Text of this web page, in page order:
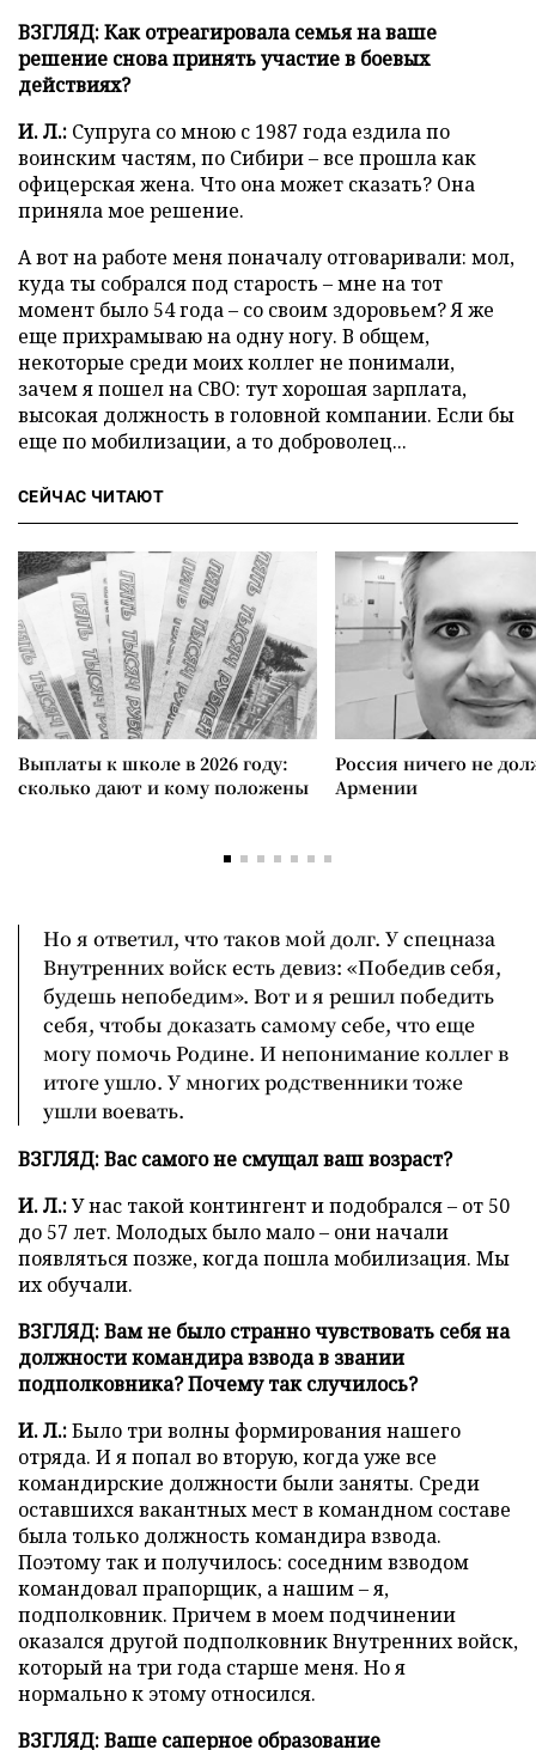
ВЗГЛЯД: Как отреагировала семья на ваше
решение снова принять участие в боевых
действиях?
И. Л.: Супруга со мною с 1987 года ездила по
воинским частям, по Сибири – все прошла как
офицерская жена. Что она может сказать? Она
приняла мое решение.
А вот на работе меня поначалу отговаривали: мол,
куда ты собрался под старость – мне на тот
момент было 54 года – со своим здоровьем? Я же
еще прихрамываю на одну ногу. В общем,
некоторые среди моих коллег не понимали,
зачем я пошел на СВО: тут хорошая зарплата,
высокая должность в головной компании. Если бы
еще по мобилизации, а то доброволец...
СЕЙЧАС ЧИТАЮТ
Выплаты к школе в 2026 году:
сколько дают и кому положены
Россия ничего не
Армении
Но я ответил, что таков мой долг. У спецназа
Внутренних войск есть девиз: «Победив себя,
будешь непобедим». Вот и я решил победить
себя, чтобы доказать самому себе, что еще
могу помочь Родине. И непонимание коллег в
итоге ушло. У многих родственники тоже
ушли воевать.
ВЗГЛЯД: Вас самого не смущал ваш возраст?
И. Л.:У нас такой контингент и подобрался – от 50
до 57 лет. Молодых было мало – они начали
появляться позже, когда пошла мобилизация. Мы
их обучали.
ВЗГЛЯД: Вам не было странно чувствовать себя на
должности командира взвода в звании
подполковника? Почему так случилось?
И. Л.:Было три волны формирования нашего
отряда. И я попал во вторую, когда уже все
командирские должности были заняты. Среди
оставшихся вакантных мест в командном составе
была только должность командира взвода.
Поэтому так и получилось: соседним взводом
командовал прапорщик, а нашим – я,
подполковник. Причем в моем подчинении
оказался другой подполковник Внутренних войск,
который на три года старше меня. Ноя
нормально к этому относился.
ВЗГЛЯД: Ваше саперное образование